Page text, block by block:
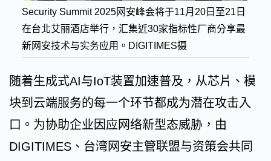
Security Summit 2025网安峰会将于11月20日至21日
在台北艾丽酒店举行，汇集近30家指标性厂商分享最
新网安技术与实务应用。DIGITIMES摄
随着生成式AI与IoT装置加速普及，从芯片、模
块到云端服务的每一个环节都成为潜在攻击入
口。为协助企业因应网络新型态威胁，由
DIGITIMES、台湾网安主管联盟与资策会共同